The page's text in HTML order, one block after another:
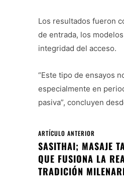
Los resultados fueron
de entrada, los
integridad del acceso.
“Este tipo de ensayos
especialmente en
pasiva”, concluyen
ARTÍCULO ANTERIOR
SASITHAI; MASAJE
QUE FUSIONA LA
TRADICIÓN